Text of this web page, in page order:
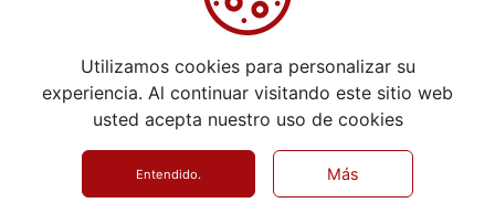
Extras
Donaciones
RoyerTuesta TCI - Todos los derechos reservados.
Utilizamos cookies para personalizar su
experiencia. Al continuar visitando este sitio web
usted acepta nuestro uso de cookies
Entendido. Más